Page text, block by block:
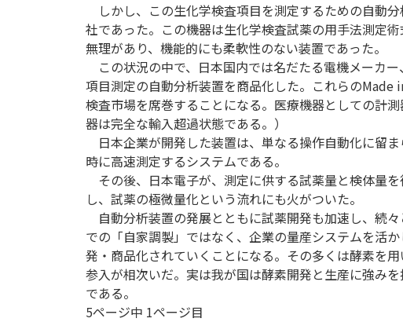
しかし、この生化学検査項目を測定するための自動
社であった。この機器は生化学検査試薬の用手法測定
無理があり、機能的にも柔軟性のない装置であった。
この状況の中で、日本国内では名だたる電機メーカ
項目測定の自動分析装置を商品化した。これらの
検査市場を席巻することになる。医療機器としての計
器は完全な輸入超過状態である。）
日本企業が開発した装置は、単なる操作自動化に留
時に高速測定するシステムである。
その後、日本電子が、測定に供する試薬量と検体量
し、試薬の極微量化という流れにも火がついた。
自動分析装置の発展とともに試薬開発も加速し、続
での「自家調製」ではなく、企業の量産システムを活
発・商品化されていくことになる。その多くは酵素を
参入が相次いだ。実は我が国は酵素開発と生産に強み
である。
5ページ中 1ページ目